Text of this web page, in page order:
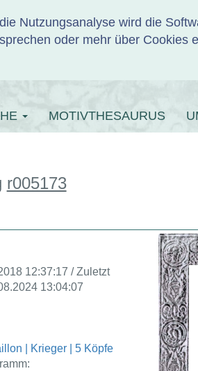
Nutzungsanalyse wird die
oder mehr über Cookies
MOTIVTHESAURUS
r005173
12:37:17 / Zuletzt
13:04:07
| Krieger | 5 Köpfe